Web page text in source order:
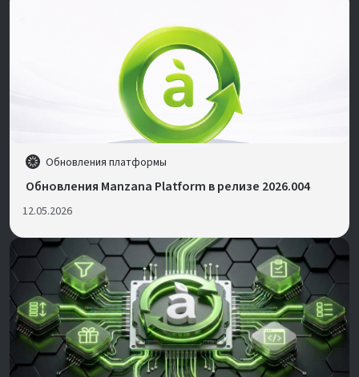
Обновления платформы
Обновления Manzana Platform в релизе 2026.004
12.05.2026